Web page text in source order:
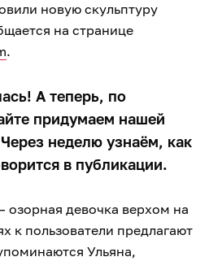
новую скульптуру
на странице
.
А теперь, по
придумаем нашей
неделю узнаём, как
в публикации.
девочка верхом на
к пользователи предлагают
Ульяна,